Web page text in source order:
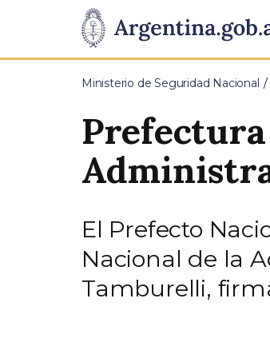
Presidencia
de
Pasar al contenido principal
Ministerio de Seguridad Nacional
El Prefecto
Nacional de la
Tamburelli,